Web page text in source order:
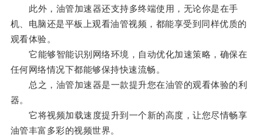
此外，油管加速器还支持多终端使用，无论你是在手
机、电脑还是平板上观看油管视频，都能享受到同样优质的
观看体验。
它能够智能识别网络环境，自动优化加速策略，确保在
任何网络情况下都能够保持快速流畅。
总之，油管加速器是一款提升您在油管的观看体验的利
器。
它将视频加载速度提升到一个新的高度，让您尽情畅享
油管丰富多彩的视频世界。